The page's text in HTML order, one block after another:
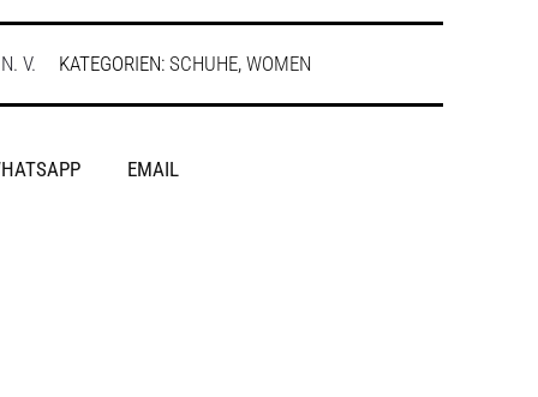
N. V. KATEGORIEN: SCHUHE, WOMEN
EMAIL